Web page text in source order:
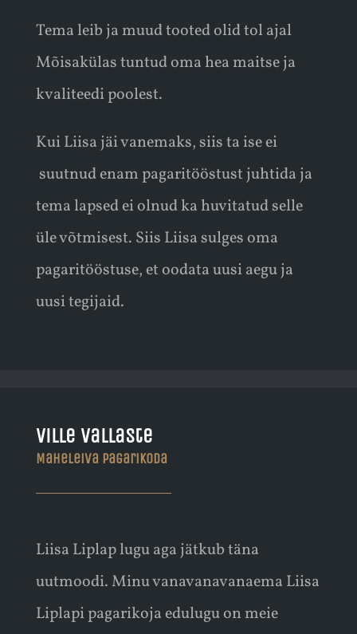
Tema leib ja muud tooted olid tol ajal
Mõisakülas tuntud oma hea maitse ja
kvaliteedi poolest.
Kui Liisa jäi vanemaks, siis ta ise ei
suutnud enam pagaritööstust juhtida ja
tema lapsed ei olnud ka huvitatud selle
üle võtmisest. Siis Liisa sulges oma
pagaritööstuse, et oodata uusi aegu ja
uusi tegijaid.
Ville Vallaste
Maheleiva pagarikoda
Liisa Liplap lugu aga jätkub täna
uutmoodi. Minu vanavanavanaema Liisa
Liplapi pagarikoja edulugu on meie